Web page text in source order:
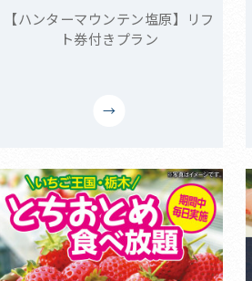
【ハンターマウンテン塩原】リフ
ト券付きプラン